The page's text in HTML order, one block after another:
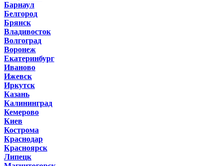
Барнаул
Белгород
Брянск
Владивосток
Волгоград
Воронеж
Екатеринбург
Иваново
Ижевск
Иркутск
Казань
Калининград
Кемерово
Киев
Кострома
Краснодар
Красноярск
Липецк